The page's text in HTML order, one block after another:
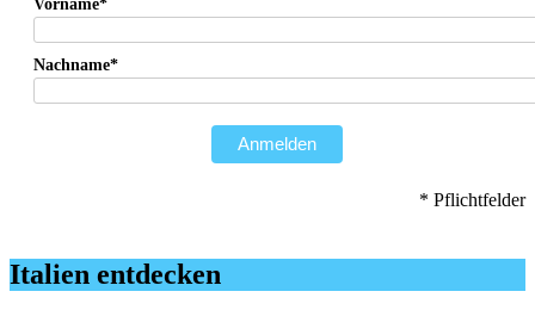
Vorname*
Nachname*
Anmelden
* Pflichtfelder
Italien entdecken